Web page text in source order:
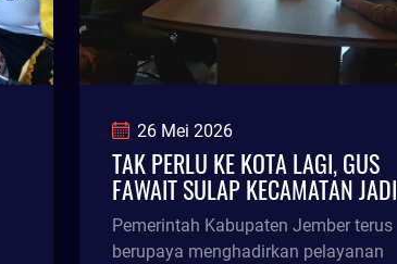
26 Mei 2026
TAK PERLU KE KOTA LAGI, GUS
FAWAIT SULAP KECAMATAN JADI
PUSAT LAYANAN WARGA JEMBER
Pemerintah Kabupaten Jember terus
berupaya menghadirkan pelayanan